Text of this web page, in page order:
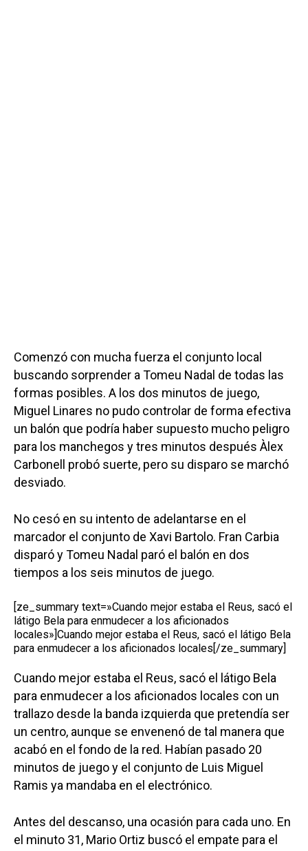
Comenzó con mucha fuerza el conjunto local
buscando sorprender a Tomeu Nadal de todas las
formas posibles. A los dos minutos de juego,
Miguel Linares no pudo controlar de forma efectiva
un balón que podría haber supuesto mucho peligro
para los manchegos y tres minutos después Àlex
Carbonell probó suerte, pero su disparo se marchó
desviado.
No cesó en su intento de adelantarse en el
marcador el conjunto de Xavi Bartolo. Fran Carbia
disparó y Tomeu Nadal paró el balón en dos
tiempos a los seis minutos de juego.
[ze_summary text=»Cuando mejor estaba el Reus, sacó el
látigo Bela para enmudecer a los aficionados
locales»]Cuando mejor estaba el Reus, sacó el látigo Bela
para enmudecer a los aficionados locales[/ze_summary]
Cuando mejor estaba el Reus, sacó el látigo Bela
para enmudecer a los aficionados locales con un
trallazo desde la banda izquierda que pretendía ser
un centro, aunque se envenenó de tal manera que
acabó en el fondo de la red. Habían pasado 20
minutos de juego y el conjunto de Luis Miguel
Ramis ya mandaba en el electrónico.
Antes del descanso, una ocasión para cada uno. En
el minuto 31, Mario Ortiz buscó el empate para el